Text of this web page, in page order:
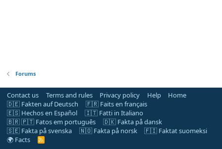
Forums
Contact us Terms and rules Privacy policy Help
Home
🇩🇪 Fakten auf Deutsch
🇫🇷 Faits en français
🇪🇸 Hechos en Español
🇮🇹 Fatti in Italiano
🇧🇷 🇵🇹 Fatos em português
🇩🇰 Fakta på dansk
🇸🇪 Fakta på svenska
🇳🇴 Fakta på norsk
🇫🇮 Faktat suomeksi
🌍 Facts
R